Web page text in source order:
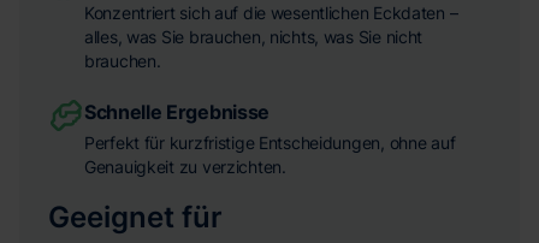
Konzentriert sich auf die wesentlichen Eckdaten –
alles, was Sie brauchen, nichts, was Sie nicht
brauchen.
Schnelle Ergebnisse
Perfekt für kurzfristige Entscheidungen, ohne auf
Genauigkeit zu verzichten.
Geeignet für